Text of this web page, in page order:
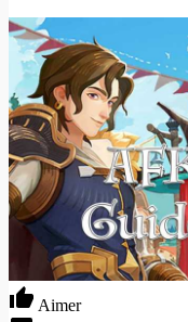
Aimer